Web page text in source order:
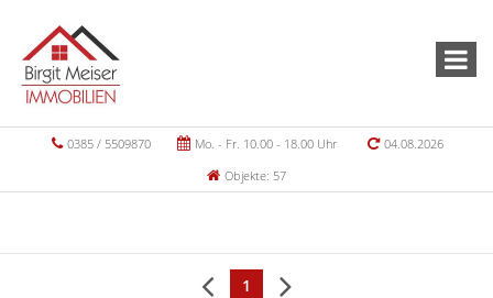
0385 / 5509870 Mo. - Fr. 10.00 - 18.00 Uhr
04.08.2026
Objekte: 57
1